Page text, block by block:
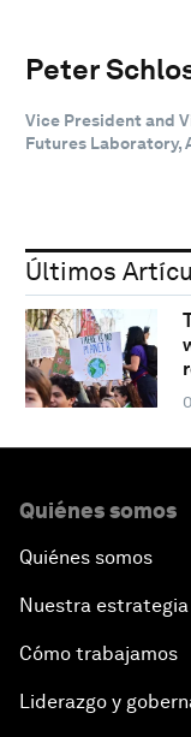
Peter
Vice President and
Futures Laboratory,
Últimos
Quiénes somos
Quiénes somos
Nuestra estrategia
Cómo trabajamos
Liderazgo y